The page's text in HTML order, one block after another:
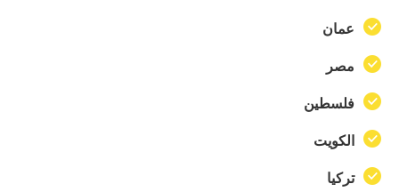
عمان
مصر
فلسطين
الكويت
تركيا